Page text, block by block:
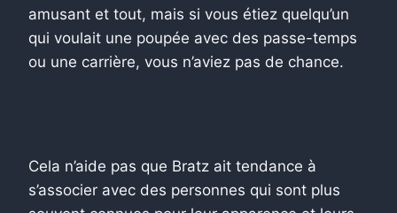
amusant et tout, mais si vous étiez quelqu’un
qui voulait une poupée avec des passe-temps
ou une carrière, vous n’aviez pas de chance.
Cela n’aide pas que Bratz ait tendance à
s’associer avec des personnes qui sont plus